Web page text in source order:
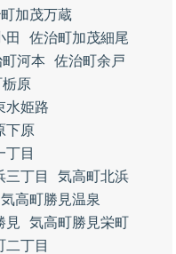
加茂万蔵
田
佐治町加茂細尾
河本
佐治町余戸
原
水姫路
下原
丁目
三丁目
気高町北浜
気高町勝見温泉
見
気高町勝見栄町
二丁目